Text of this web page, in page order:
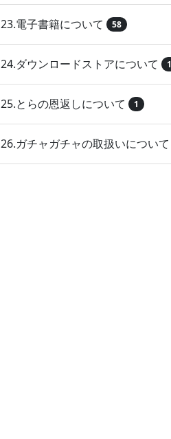
23.電子書籍について 58
24.ダウンロードストアについて 1
25.とらの恩返しについて 1
26.ガチャガチャの取扱いについて